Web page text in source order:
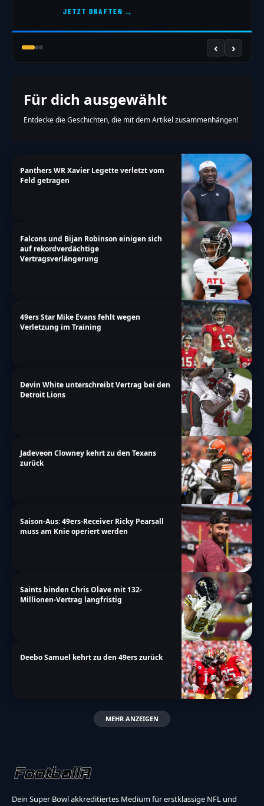
JETZT DRAFTEN →
‹ ›
Für dich ausgewählt
Entdecke die Geschichten, die mit dem Artikel zusammenhängen!
Panthers WR Xavier Legette verletzt vom
Feld getragen
Falcons und Bijan Robinson einigen sich
auf rekordverdächtige
Vertragsverlängerung
49ers Star Mike Evans fehlt wegen
Verletzung im Training
Devin White unterschreibt Vertrag bei den
Detroit Lions
Jadeveon Clowney kehrt zu den Texans
zurück
Saison-Aus: 49ers-Receiver Ricky Pearsall
muss am Knie operiert werden
Saints binden Chris Olave mit 132-
Millionen-Vertrag langfristig
Deebo Samuel kehrt zu den 49ers zurück
MEHR ANZEIGEN
Dein Super Bowl akkreditiertes Medium für erstklassige NFL und